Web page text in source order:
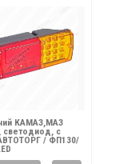
КАМАЗ,МАЗ
светодиод, с
/ ФП130/